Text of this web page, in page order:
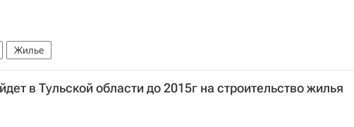
Жилье
в Тульской области до 2015г на строительство жилья